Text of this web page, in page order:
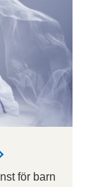
för barn